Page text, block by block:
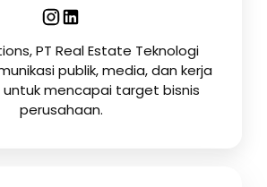
PT Real Estate Teknologi
publik, media, dan kerja
mencapai target bisnis
perusahaan.